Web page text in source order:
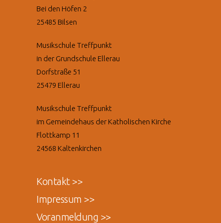
Bei den Höfen 2
25485 Bilsen
Musikschule Treffpunkt
in der Grundschule Ellerau
Dorfstraße 51
25479 Ellerau
Musikschule Treffpunkt
im Gemeindehaus der Katholischen Kirche
Flottkamp 11
24568 Kaltenkirchen
Kontakt >>
Impressum >>
Voranmeldung >>